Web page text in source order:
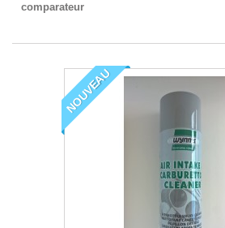
comparateur
NOUVEAU